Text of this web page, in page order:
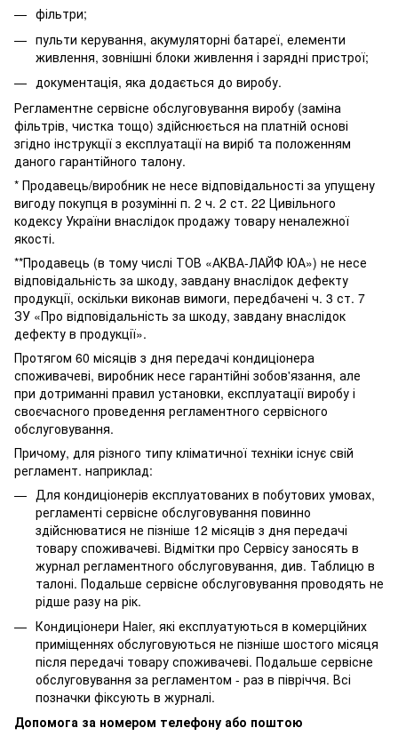
фільтри;
пульти керування, акумуляторні батареї, елементи
живлення, зовнішні блоки живлення і зарядні пристрої;
документація, яка додається до виробу.
Регламентне сервісне обслуговування виробу (заміна
фільтрів, чистка тощо) здійснюється на платній основі
згідно інструкції з експлуатації на виріб та положенням
даного гарантійного талону.
* Продавець/виробник не несе відповідальності за упущену
вигоду покупця в розумінні п. 2 ч. 2 ст. 22 Цивільного
кодексу України внаслідок продажу товару неналежної
якості.
**Продавець (в тому числі ТОВ «АКВА-ЛАЙФ ЮА») не несе
відповідальність за шкоду, завдану внаслідок дефекту
продукції, оскільки виконав вимоги, передбачені ч. 3 ст. 7
ЗУ «Про відповідальність за шкоду, завдану внаслідок
дефекту в продукції».
Протягом 60 місяців з дня передачі кондиціонера
споживачеві, виробник несе гарантійні зобов'язання, але
при дотриманні правил установки, експлуатації виробу і
своєчасного проведення регламентного сервісного
обслуговування.
Причому, для різного типу кліматичної техніки існує свій
регламент. наприклад:
Для кондиціонерів експлуатованих в побутових умовах,
регламенті сервісне обслуговування повинно
здійснюватися не пізніше 12 місяців з дня передачі
товару споживачеві. Відмітки про Сервісу заносять в
журнал регламентного обслуговування, див. Таблицю в
талоні. Подальше сервісне обслуговування проводять не
рідше разу на рік.
Кондиціонери Haier, які експлуатуються в комерційних
приміщеннях обслуговуються не пізніше шостого місяця
після передачі товару споживачеві. Подальше сервісне
обслуговування за регламентом - раз в півріччя. Всі
позначки фіксують в журналі.
Допомога за номером телефону або поштою